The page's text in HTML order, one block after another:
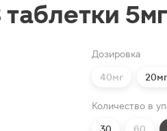
Дозировка
40мг 20мг
Количество в